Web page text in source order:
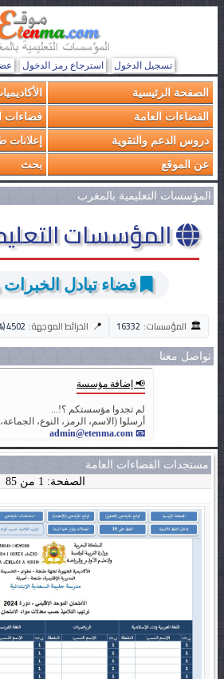
تسجيل الدخول استرجاع رمز الدخول
الصفحة الرئيسية
الفضاءات العامة
فضاءات
دروس الدعم والتقوية
إعلانات
عن الموقع
بحث
المؤسسات التعليمية بالمغرب
المؤسسات
فضاء تبادل الخبرات
🏛️ المؤسسات: 16332
📍 الخرائط الموجهة: 4502 (27.57%)
تواصل معنا
📢 إضافة مؤسسة
لم تجدوا مؤسستكم ؟!...
أرسلوا (الاسم، الرمز، النوع،
📧 admin@etenma.com
مستجدات الفضاءات العامة
الصفحة: 1 من 85